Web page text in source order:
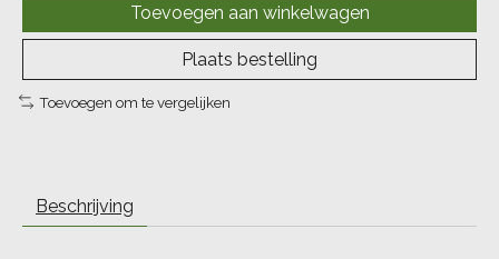
Toevoegen aan winkelwagen
Plaats bestelling
Toevoegen om te vergelijken
Beschrijving